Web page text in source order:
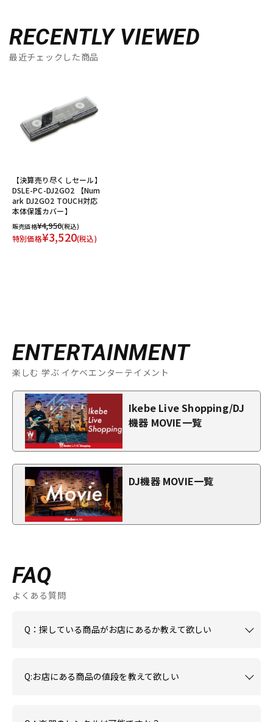
RECENTLY VIEWED
最近チェックした商品
【決算売り尽くしセール】
DSLE-PC-DJ2GO2 【Num
ark DJ2GO2 TOUCH対応
本体保護カバー】
販売価格¥4,950(税込)
特別価格¥3,520(税込)
ENTERTAINMENT
楽しむ 学ぶ イケベエンターテイメント
Ikebe Live Shopping/DJ
機器 MOVIE一覧
DJ機器 MOVIE一覧
FAQ
よくある質問
Q：探している商品がお店にあるか教えて欲しい
Q:お店にある商品の値段を教えて欲しい